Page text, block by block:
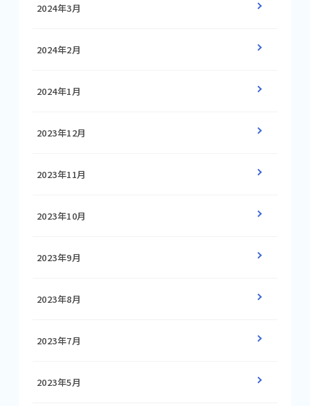
2024年3月
2024年2月
2024年1月
2023年12月
2023年11月
2023年10月
2023年9月
2023年8月
2023年7月
2023年5月